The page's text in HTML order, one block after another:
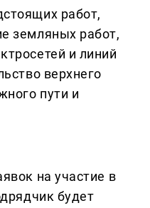
работ,
земляных работ,
и линий
верхнего
пути и
на участие в
будет